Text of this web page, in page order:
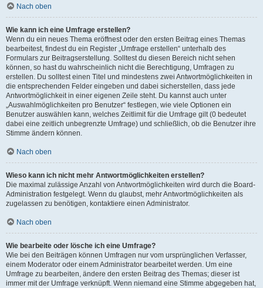
Nach oben
Wie kann ich eine Umfrage erstellen?
Wenn du ein neues Thema eröffnest oder den ersten Beitrag eines Themas
bearbeitest, findest du ein Register „Umfrage erstellen“ unterhalb des
Formulars zur Beitragserstellung. Solltest du diesen Bereich nicht sehen
können, so hast du wahrscheinlich nicht die Berechtigung, Umfragen zu
erstellen. Du solltest einen Titel und mindestens zwei Antwortmöglichkeiten in
die entsprechenden Felder eingeben und dabei sicherstellen, dass jede
Antwortmöglichkeit in einer eigenen Zeile steht. Du kannst auch unter
„Auswahlmöglichkeiten pro Benutzer“ festlegen, wie viele Optionen ein
Benutzer auswählen kann, welches Zeitlimit für die Umfrage gilt (0 bedeutet
dabei eine zeitlich unbegrenzte Umfrage) und schließlich, ob die Benutzer ihre
Stimme ändern können.
Nach oben
Wieso kann ich nicht mehr Antwortmöglichkeiten erstellen?
Die maximal zulässige Anzahl von Antwortmöglichkeiten wird durch die Board-
Administration festgelegt. Wenn du glaubst, mehr Antwortmöglichkeiten als
zugelassen zu benötigen, kontaktiere einen Administrator.
Nach oben
Wie bearbeite oder lösche ich eine Umfrage?
Wie bei den Beiträgen können Umfragen nur vom ursprünglichen Verfasser,
einem Moderator oder einem Administrator bearbeitet werden. Um eine
Umfrage zu bearbeiten, ändere den ersten Beitrag des Themas; dieser ist
immer mit der Umfrage verknüpft. Wenn niemand eine Stimme abgegeben hat,